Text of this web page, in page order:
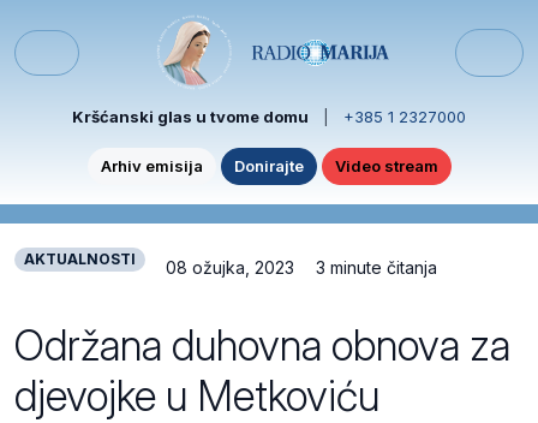
Menu
Kršćanski glas u tvome domu +385 1 2327000
Arhiv emisija Donirajte Video stream
AKTUALNOSTI 08 ožujka, 2023 3 minute čitanja
Održana duhovna obnova za
djevojke u Metkoviću